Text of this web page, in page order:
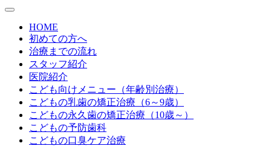
HOME
初めての方へ
治療までの流れ
スタッフ紹介
医院紹介
こども向けメニュー（年齢別治療）
こどもの乳歯の矯正治療（6～9歳）
こどもの永久歯の矯正治療（10歳～）
こどもの予防歯科
こどもの口臭ケア治療